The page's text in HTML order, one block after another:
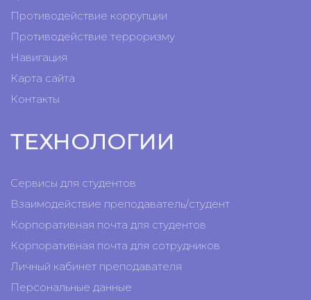
Противодействие коррупции
Противодействие терроризму
Навигация
Карта сайта
Контакты
ТЕХНОЛОГИИ
Сервисы для студентов
Взаимодействие преподаватель/студент
Корпоративная почта для студентов
Корпоративная почта для сотрудников
Личный кабинет преподавателя
Персональные данные